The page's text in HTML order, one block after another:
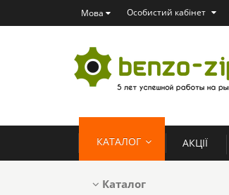
Мова Особистий кабінет
КАТАЛОГ АКЦІЇ
Каталог